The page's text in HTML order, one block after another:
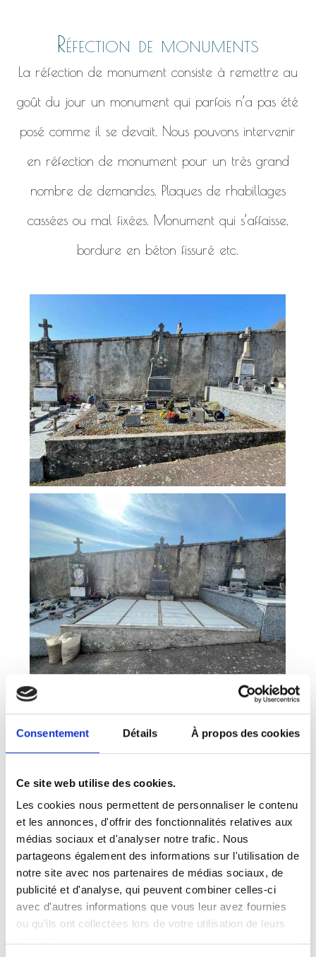
Consentement Détails À propos des cookies
Ce site web utilise des cookies.
Les cookies nous permettent de personnaliser le contenu
et les annonces, d'offrir des fonctionnalités relatives aux
médias sociaux et d'analyser notre trafic. Nous
partageons également des informations sur l'utilisation de
notre site avec nos partenaires de médias sociaux, de
publicité et d'analyse, qui peuvent combiner celles-ci
avec d'autres informations que vous leur avez fournies
ou qu'ils ont collectées lors de votre utilisation de leurs
Réfection de monuments
La réfection de monument consiste à remettre au
goût du jour un monument qui parfois n’a pas été
posé comme il se devait. Nous pouvons intervenir
en réfection de monument pour un très grand
nombre de demandes. Plaques de rhabillages
cassées ou mal fixées. Monument qui s’affaisse,
bordure en béton fissuré etc.